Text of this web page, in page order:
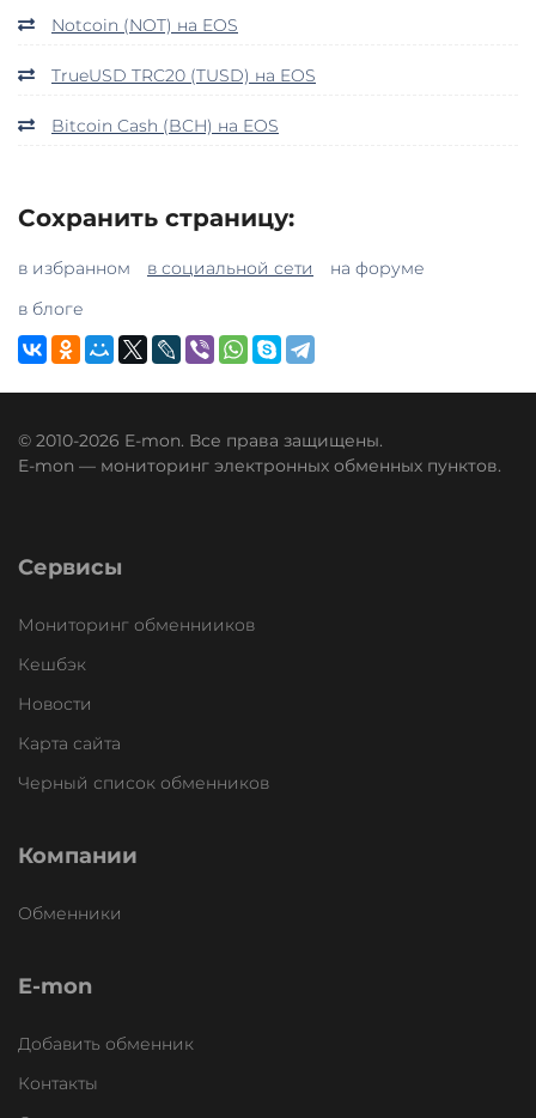
Notcoin (NOT) на EOS
TrueUSD TRC20 (TUSD) на EOS
Bitcoin Cash (BCH) на EOS
Сохранить страницу:
в избранном в социальной сети
на форуме
в блоге
© 2010-2026 E-mon. Все права защищены.
E-mon — мониторинг электронных обменных пунктов.
Сервисы
Мониторинг обменнииков
Кешбэк
Новости
Карта сайта
Черный список обменников
Компании
Обменники
E-mon
Добавить обменник
Контакты